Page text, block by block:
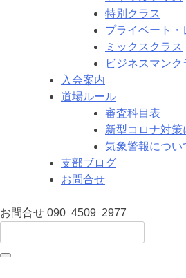
特別クラス
プライベート・
ミックスクラス
ビジネスマンク
入会案内
道場ルール
審査科目表
新型コロナ対策
気象警報につい
支部ブログ
お問合せ
お問合せ 090ｰ4509ｰ2977